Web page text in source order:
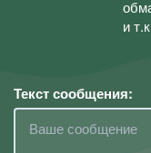
и
Текст сообщения: